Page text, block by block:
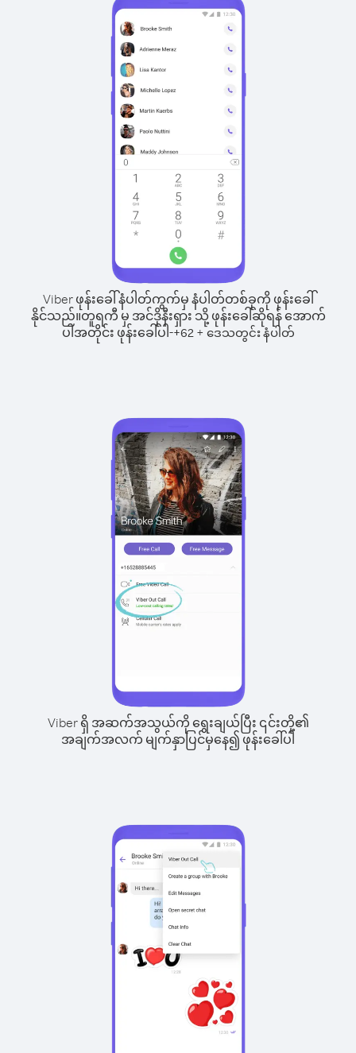
Viber ဖုန်းခေါ်နံပါတ်ကွက်မှ နံပါတ်တစ်ခုကို ဖုန်းခေါ်
နိုင်သည်။တူရကီ မှ အင်ဒိုနီးရှား သို့ ဖုန်းခေါ်ဆိုရန် အောက်
ပါအတိုင်း ဖုန်းခေါ်ပါ-+62+ဒေသတွင်း နံပါတ်
Viber ရှိ အဆက်အသွယ်ကို ရွေးချယ်ပြီး ၎င်းတို့၏
အချက်အလက် မျက်နှာပြင်မှနေ၍ ဖုန်းခေါ်ပါ